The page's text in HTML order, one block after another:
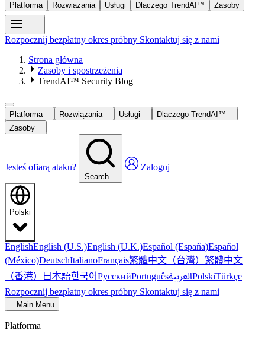
Platforma Rozwiązania Usługi Dlaczego TrendAI™ Zasoby
Rozpocznij bezpłatny okres próbny Skontaktuj się z nami
Strona główna
Zasoby i spostrzeżenia
TrendAI™ Security Blog
Platforma Rozwiązania Usługi
Dlaczego TrendAI™
Zasoby
Jesteś ofiarą ataku?
Search…
Zaloguj
Polski
EnglishEnglish (U.S.)English (U.K.)Español (España)Español
(México)DeutschItalianoFrançais繁體中文（台灣） 繁體中文
（香港） 日本語한국어РусскийPortuguêsالعربيةPolskiTürkçe
Rozpocznij bezpłatny okres próbny Skontaktuj się z nami
Main Menu
Platforma